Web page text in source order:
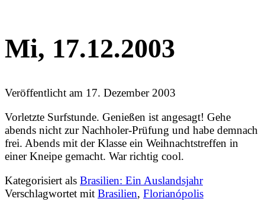
Mi, 17.12.2003
Veröffentlicht am 17. Dezember 2003
Vorletzte Surfstunde. Genießen ist angesagt! Gehe
abends nicht zur Nachholer-Prüfung und habe demnach
frei. Abends mit der Klasse ein Weihnachtstreffen in
einer Kneipe gemacht. War richtig cool.
Kategorisiert als Brasilien: Ein Auslandsjahr
Verschlagwortet mit Brasilien, Florianópolis